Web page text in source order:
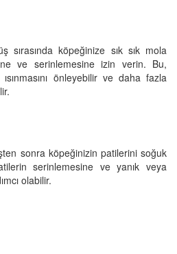
sırasında köpeğinize sık sık mola
ve serinlemesine izin verin. Bu,
önleyebilir ve daha fazla
sonra köpeğinizin patilerini soğuk
serinlemesine ve yanık veya
olabilir.